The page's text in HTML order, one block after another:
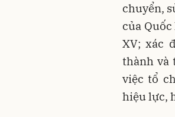
chuyển,
của
XV; xác
thành và
việc tổ
hiệu lực,